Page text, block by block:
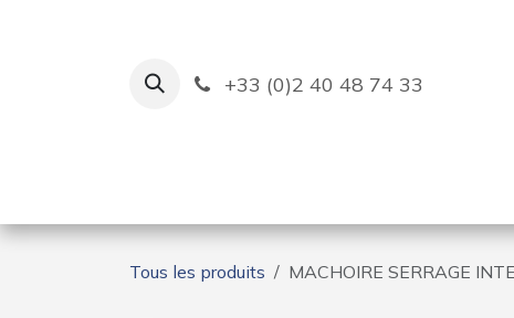
+33 (0)2 40 48 74 33
Tous les produits MACHOIRE SERRAGE